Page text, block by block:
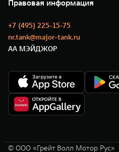
Моторные масла
Правовая информация
+7 (495) 225-15-75
nr.tank@major-tank.ru
АА МЭЙДЖОР
© ООО «Грейт Волл Мотор Рус»